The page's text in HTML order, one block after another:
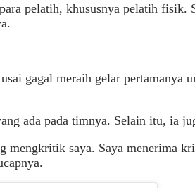
pelatih, khususnya pelatih
gagal meraih gelar pertamanya
ada pada timnya. Selain itu, ia
mengkritik saya. Saya menerima